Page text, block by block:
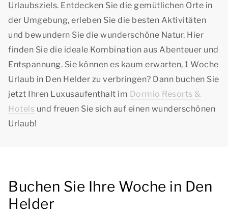
Urlaubsziels. Entdecken Sie die gemütlichen Orte in
der Umgebung, erleben Sie die besten Aktivitäten
und bewundern Sie die wunderschöne Natur. Hier
finden Sie die ideale Kombination aus Abenteuer und
Entspannung. Sie können es kaum erwarten, 1 Woche
Urlaub in Den Helder zu verbringen? Dann buchen Sie
jetzt Ihren Luxusaufenthalt im Dormio Resorts &
Hotels und freuen Sie sich auf einen wunderschönen
Urlaub!
Buchen Sie Ihre Woche in Den
Helder